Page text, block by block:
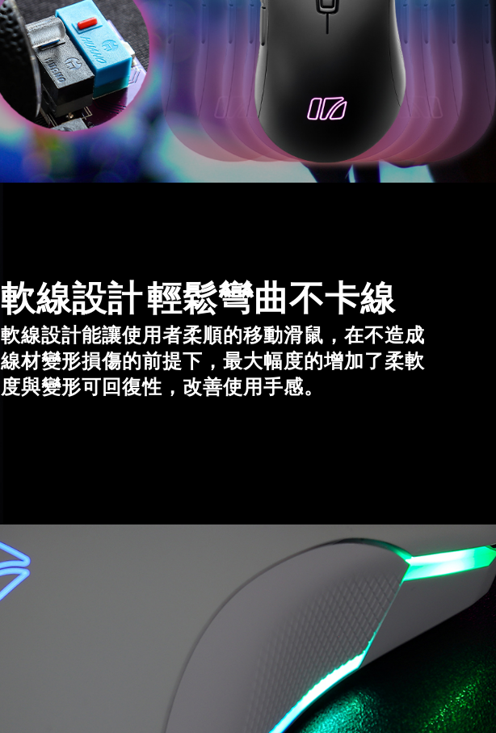
軟線設計輕鬆彎曲不卡線
軟線設計能讓使用者柔順的移動滑鼠，在不造成
線材變形損傷的前提下，最大幅度的增加了柔軟
度與變形可回復性，改善使用手感。